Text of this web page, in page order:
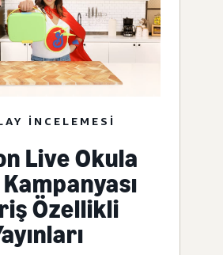
INCELEMESI
Live Okula
Özellikli